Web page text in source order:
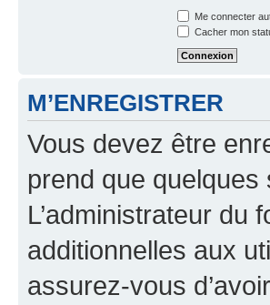
Me connecter
Cacher mon
M’ENREGISTRER
Vous devez être
prend que
L’administrateur du
additionnelles aux
assurez-vous